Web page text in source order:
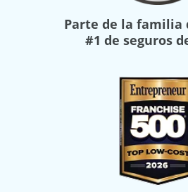
Parte de la familia
#1 de seguros